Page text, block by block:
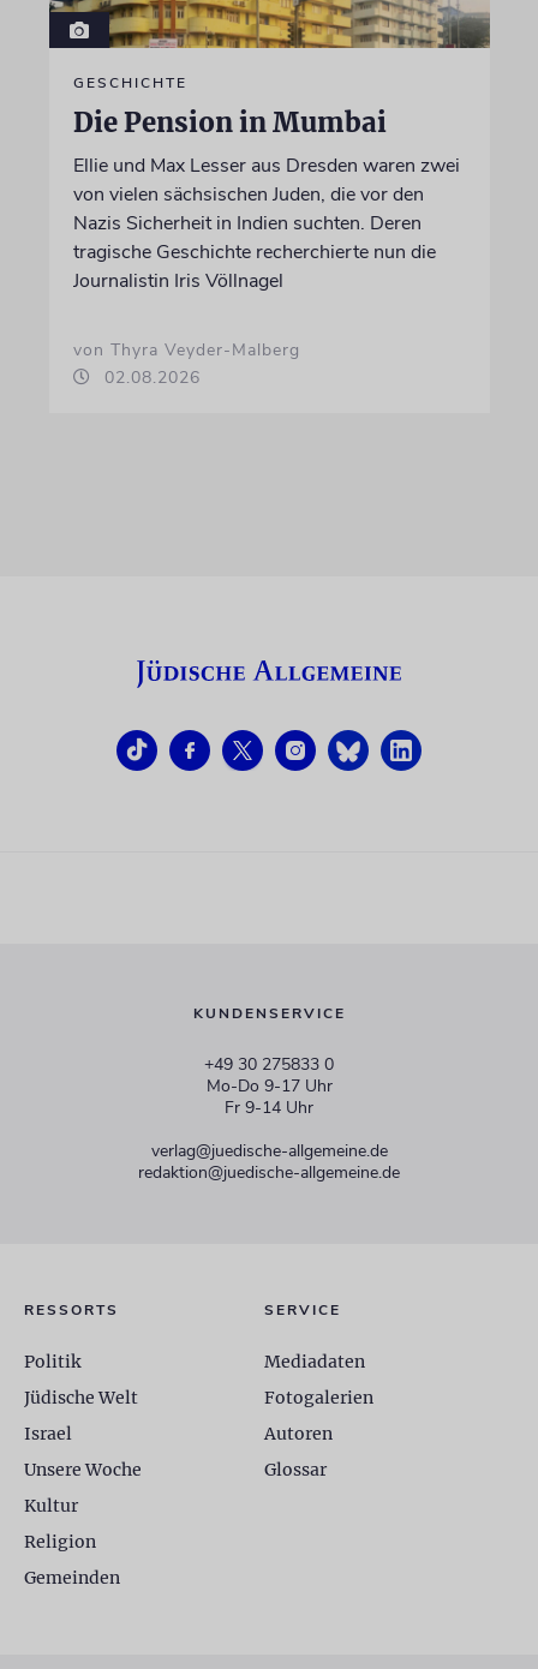
GESCHICHTE
Die Pension in Mumbai
Ellie und Max Lesser aus Dresden waren zwei
von vielen sächsischen Juden, die vor den
Nazis Sicherheit in Indien suchten. Deren
tragische Geschichte recherchierte nun die
Journalistin Iris Völlnagel
von Thyra Veyder-Malberg
02.08.2026
KUNDENSERVICE
+49 30 275833 0
Mo-Do 9-17 Uhr
Fr 9-14 Uhr
verlag@juedische-allgemeine.de
redaktion@juedische-allgemeine.de
RESSORTS
Politik
Jüdische Welt
Israel
Unsere Woche
Kultur
Religion
Gemeinden
SERVICE
Mediadaten
Fotogalerien
Autoren
Glossar